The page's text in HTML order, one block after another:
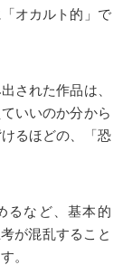
オカルト的」で
された作品は、
いいのか分から
るほどの、「恐
るなど、基本的
が混乱すること
。